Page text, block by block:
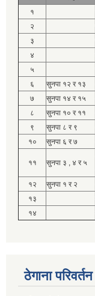
१
२
३
४
५
६
सुनपा १२ र १३
७
सुनपा १४ र १५
८
सुनपा १० र ११
९
सुनपा ८ र ९
१०
सुनपा ६ र ७
११ सुनपा ३ , ४ र ५
१२
सुनपा १ र २
१३
१४
ठेगाना परिवर्तन